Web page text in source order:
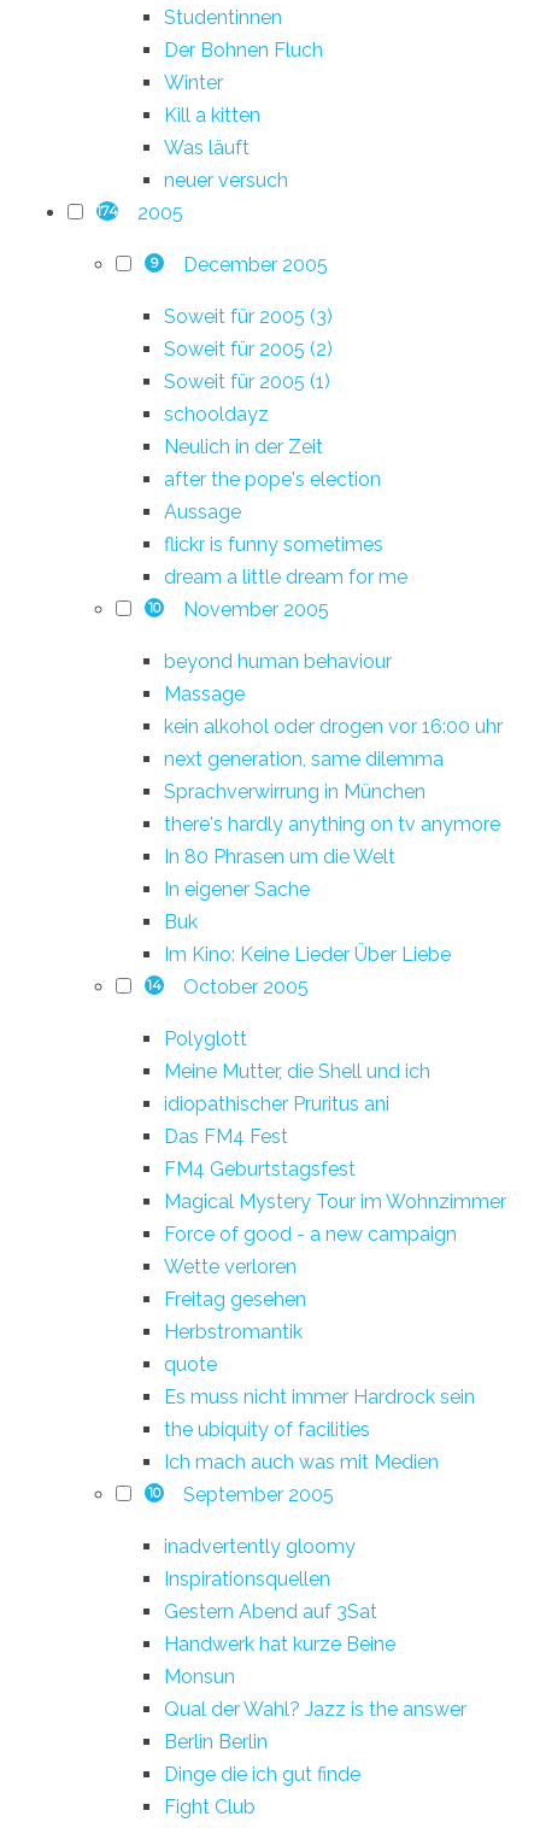
Studentinnen
Der Bohnen Fluch
Winter
Kill a kitten
Was läuft
neuer versuch
174 2005
9 December 2005
Soweit für 2005 (3)
Soweit für 2005 (2)
Soweit für 2005 (1)
schooldayz
Neulich in der Zeit
after the pope's election
Aussage
flickr is funny sometimes
dream a little dream for me
10 November 2005
beyond human behaviour
Massage
kein alkohol oder drogen vor 16:00 uhr
next generation, same dilemma
Sprachverwirrung in München
there's hardly anything on tv anymore
In 80 Phrasen um die Welt
In eigener Sache
Buk
Im Kino: Keine Lieder Über Liebe
14 October 2005
Polyglott
Meine Mutter, die Shell und ich
idiopathischer Pruritus ani
Das FM4 Fest
FM4 Geburtstagsfest
Magical Mystery Tour im Wohnzimmer
Force of good - a new campaign
Wette verloren
Freitag gesehen
Herbstromantik
quote
Es muss nicht immer Hardrock sein
the ubiquity of facilities
Ich mach auch was mit Medien
10 September 2005
inadvertently gloomy
Inspirationsquellen
Gestern Abend auf 3Sat
Handwerk hat kurze Beine
Monsun
Qual der Wahl? Jazz is the answer
Berlin Berlin
Dinge die ich gut finde
Fight Club